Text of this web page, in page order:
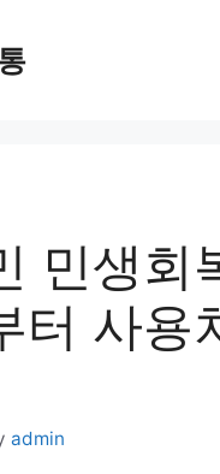
민생회
터 사용
admin